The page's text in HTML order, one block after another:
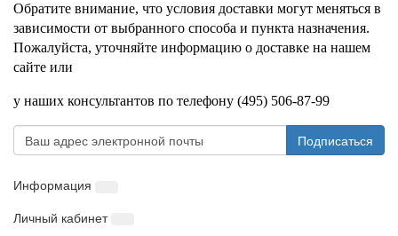
Обратите внимание, что условия доставки могут меняться в
зависимости от выбранного способа и пункта назначения.
Пожалуйста, уточняйте информацию о доставке на нашем
сайте или
у наших консультантов по телефону (495) 506-87-99
Подписаться
Информация
Личный кабинет